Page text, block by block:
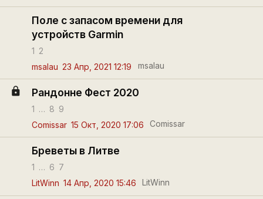
Поле с запасом времени для
устройств Garmin
1 2
msalau 23 Апр, 2021 12:19 msalau
lock Рандонне Фест 2020
1 8 9
Comissar 15 Окт, 2020 17:06 Comissar
Бреветы в Литве
1 6 7
LitWinn 14 Апр, 2020 15:46 LitWinn